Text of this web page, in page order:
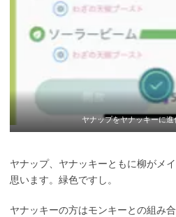
ヤナップをヤナッキーに進
ヤナップ、ヤナッキーともに柳がメ
思います。緑色ですし。
ヤナッキーの方はモンキーとの組み